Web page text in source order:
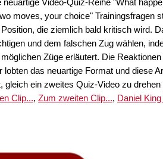
moves, your choice" Trainingsfragen
die ziemlich bald kritisch wird.
und dem falschen Zug wählen,
Züge erläutert. Die
das neuartige Format und diese
ein zweites Quiz-Video zu
Clip..., Zum zweiten Clip..., Daniel